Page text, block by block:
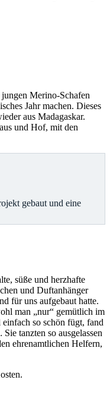
Merino-Schafen
Jahr machen. Dieses
aus Madagaskar.
und Hof, mit den
gebaut und eine
süße und herzhafte
und Duftanhänger
für uns aufgebaut hatte.
man „nur“ gemütlich im
so schön fügt, fand
tanzten so ausgelassen
ehrenamtlichen Helfern,